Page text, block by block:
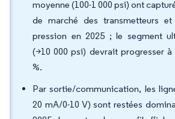
moyenne (100-1 000 psi) ont
de marché des transmetteurs et
pression en 2025 ; le segment
(>10 000 psi) devrait progresser
%.
Par sortie/communication, les
20 mA/0-10 V) sont restées